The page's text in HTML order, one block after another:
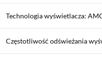
Technologia wyświetlacza:
Częstotliwość odświeżania